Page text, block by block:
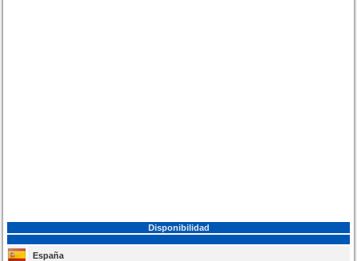
Disponibilidad
España